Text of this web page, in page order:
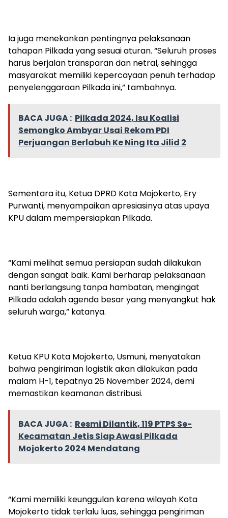
Ia juga menekankan pentingnya pelaksanaan
tahapan Pilkada yang sesuai aturan. “Seluruh proses
harus berjalan transparan dan netral, sehingga
masyarakat memiliki kepercayaan penuh terhadap
penyelenggaraan Pilkada ini,” tambahnya.
BACA JUGA : Pilkada 2024, Isu Koalisi
Semongko Ambyar Usai Rekom PDI
Perjuangan Berlabuh Ke Ning Ita Jilid 2
Sementara itu, Ketua DPRD Kota Mojokerto, Ery
Purwanti, menyampaikan apresiasinya atas upaya
KPU dalam mempersiapkan Pilkada.
“Kami melihat semua persiapan sudah dilakukan
dengan sangat baik. Kami berharap pelaksanaan
nanti berlangsung tanpa hambatan, mengingat
Pilkada adalah agenda besar yang menyangkut hak
seluruh warga,” katanya.
Ketua KPU Kota Mojokerto, Usmuni, menyatakan
bahwa pengiriman logistik akan dilakukan pada
malam H-1, tepatnya 26 November 2024, demi
memastikan keamanan distribusi.
BACA JUGA : Resmi Dilantik, 119 PTPS Se-
Kecamatan Jetis Siap Awasi Pilkada
Mojokerto 2024 Mendatang
“Kami memiliki keunggulan karena wilayah Kota
Mojokerto tidak terlalu luas, sehingga pengiriman